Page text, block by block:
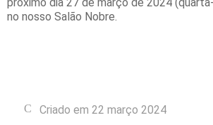
no nosso Salão Nobre.
Criado em 22 março 2024